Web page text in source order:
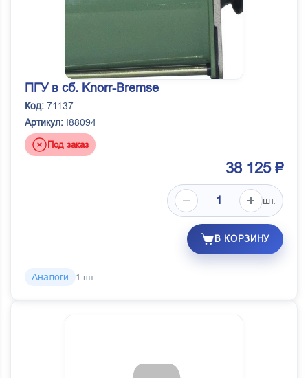
ПГУ в сб. Knorr-Bremse
Код: 71137
Артикул: I88094
Под заказ
38 125 ₽
шт.
В КОРЗИНУ
Аналоги 1 шт.